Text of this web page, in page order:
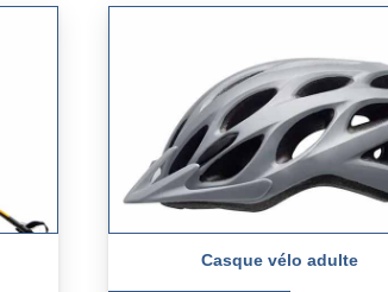
Casque vélo adulte